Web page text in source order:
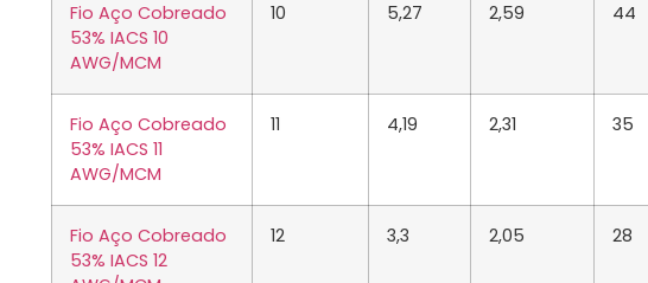
Fio Aço Cobreado
53% IACS 10
AWG/MCM
10 5,27 2,59 44
Fio Aço Cobreado
53% IACS 11
AWG/MCM
11 4,19 2,31 35
Fio Aço Cobreado
53% IACS 12
12 3,3 2,05 28